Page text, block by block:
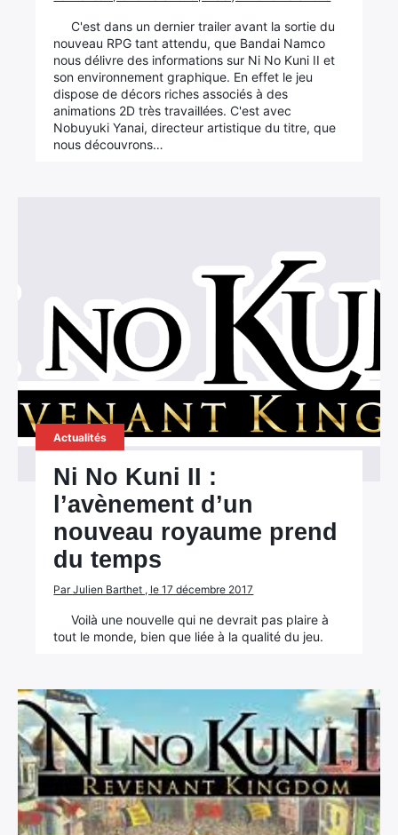
C'est dans un dernier trailer avant la sortie du
nouveau RPG tant attendu, que Bandai Namco
nous délivre des informations sur Ni No Kuni II et
son environnement graphique. En effet le jeu
dispose de décors riches associés à des
animations 2D très travaillées. C'est avec
Nobuyuki Yanai, directeur artistique du titre, que
nous découvrons…
Actualités
Ni No Kuni II :
l’avènement d’un
nouveau royaume prend
du temps
Par Julien Barthet , le 17 décembre 2017
Voilà une nouvelle qui ne devrait pas plaire à
tout le monde, bien que liée à la qualité du jeu.